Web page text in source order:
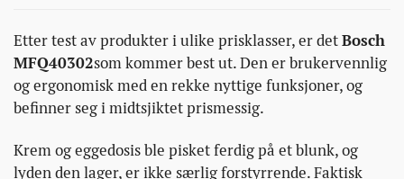
Etter test av produkter i ulike prisklasser, er detBosch
MFQ40302som kommer best ut. Den er brukervennlig
og ergonomisk med en rekke nyttige funksjoner, og
befinner seg i midtsjiktet prismessig.
Krem og eggedosis ble pisket ferdig på et blunk, og
lyden den lager, er ikke særlig forstyrrende. Faktisk